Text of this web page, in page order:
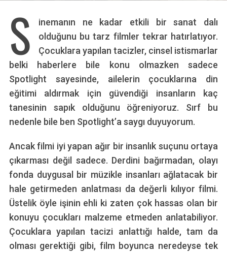
S
inemanın ne kadar etkili bir sanat dalı
olduğunu bu tarz filmler tekrar hatırlatıyor.
Çocuklara yapılan tacizler, cinsel istismarlar
belki haberlere bile konu olmazken sadece
Spotlight sayesinde, ailelerin çocuklarına din
eğitimi aldırmak için güvendiği insanların kaç
tanesinin sapık olduğunu öğreniyoruz. Sırf bu
nedenle bile ben Spotlight’a saygı duyuyorum.
Ancak filmi iyi yapan ağır bir insanlık suçunu ortaya
çıkarması değil sadece. Derdini bağırmadan, olayı
fonda duygusal bir müzikle insanları ağlatacak bir
hale getirmeden anlatması da değerli kılıyor filmi.
Üstelik öyle işinin ehli ki zaten çok hassas olan bir
konuyu çocukları malzeme etmeden anlatabiliyor.
Çocuklara yapılan tacizi anlattığı halde, tam da
olması gerektiği gibi, film boyunca neredeyse tek